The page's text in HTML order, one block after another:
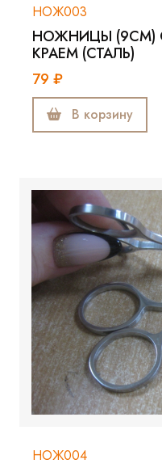
НОЖ003
НОЖНИЦЫ (9СМ)
КРАЕМ (СТАЛЬ)
79 ₽
В корзину
НОЖ004